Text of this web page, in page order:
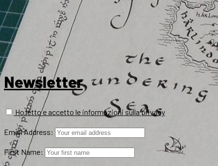
Newsletter
Ho letto e accetto le informazioni sulla privacy
Email Address:
First Name: